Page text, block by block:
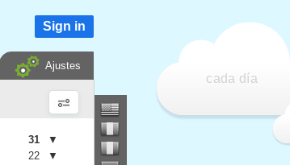
cada día
Sign in
Ajustes
31
▼
22
▼